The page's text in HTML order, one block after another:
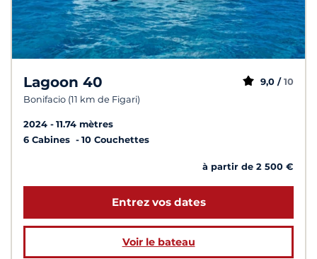
Lagoon 40
Bonifacio (11 km de Figari)
9,0 / 10
2024
11.74 mètres
6 Cabines
10 Couchettes
à partir de 2 500 €
Entrez vos dates
Voir le bateau